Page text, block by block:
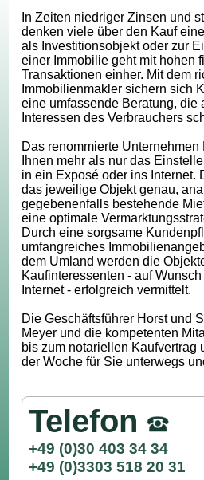
In Zeiten niedriger Zinsen und
denken viele über den Kauf
als Investitionsobjekt oder zur
einer Immobilie geht mit hohen
Transaktionen einher. Mit dem
Immobilienmakler sichern sich
eine umfassende Beratung, die
Interessen des Verbrauchers
Das renommierte
Ihnen mehr als nur das
in ein Exposé oder ins Internet.
das jeweilige Objekt genau,
gegebenenfalls bestehende
eine optimale
Durch eine sorgsame
umfangreiches
dem Umland werden die
Kaufinteressenten - auf
Internet - erfolgreich vermittelt.
Die Geschäftsführer Horst und
Meyer und die kompetenten
bis zum notariellen Kaufvertrag
der Woche für Sie unterwegs
Telefon
+49 (0)30 403 34 34
+49 (0)3303 518 20 31